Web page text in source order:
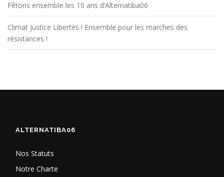
i
c
l
Fêtons ensemble les 10 ans d’Alternatiba06
Climat Justice Libertés ! Ensemble pour les marches des
résistances !
ALTERNATIBA06
Nos Statuts
Notre Charte